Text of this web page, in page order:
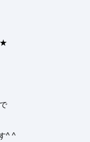
★
^ ^